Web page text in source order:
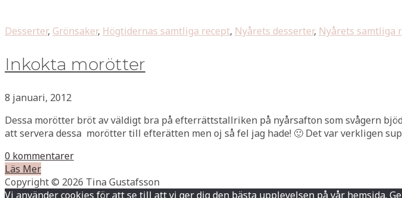
Desserter, Grönsaker, Högtidernas samtliga recept, Nyårets desserter, Nyårets samtliga
Inkokta morötter
8 januari, 2012
Dessa morötter bröt av väldigt bra på efterrättstallriken på nyårsafton som svågern
att servera dessa morötter till efterätten men oj så fel jag hade! 🙂 Det var verkligen
0 kommentarer
Läs Mer
Copyright © 2026 Tina Gustafsson
Vi använder cookies för att se till att vi ger dig den bästa upplevelsen på vår hemsida.